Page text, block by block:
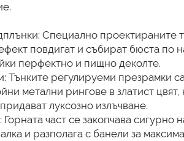
Специално проектираните
повдигат и събират бюста по
перфектно и пищно деколте.
Тънките регулируеми презрамки
метални рингове в златист цвят,
луксозно излъчване.
част се закопчава сигурно
и разполага с банели за